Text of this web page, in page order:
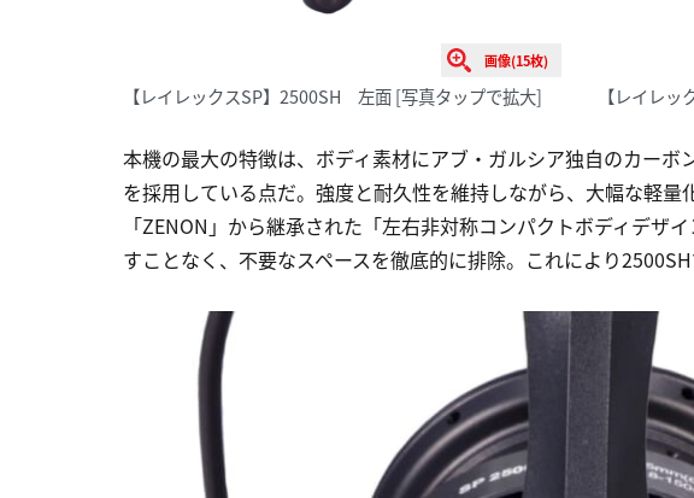
画像(15枚)
【レイレックスSP】2500SH 左面[写真タップで拡大] 【レイレ
本機の最大の特徴は、ボディ素材にアブ・ガルシア独自のカーボ
を採用している点だ。強度と耐久性を維持しながら、大幅な軽
「ZENON」から継承された「左右非対称コンパクトボディデザ
すことなく、不要なスペースを徹底的に排除。これにより